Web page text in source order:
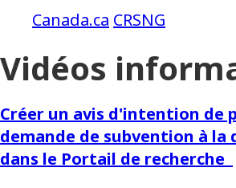
CRSNG
Vidéos
Créer un avis d'intention de
demande de subvention à la
dans le Portail de recherche